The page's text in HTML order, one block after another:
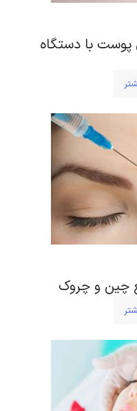
با دستگاه
چین و چروک